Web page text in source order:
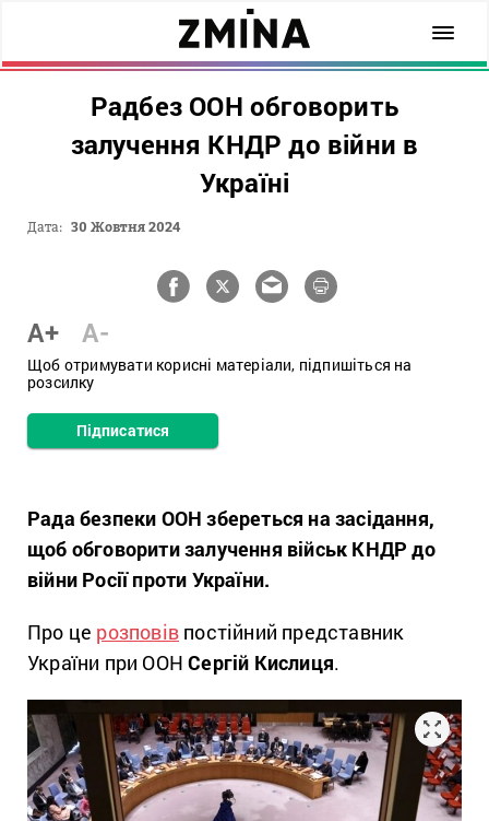
Радбез ООН обговорить
залучення КНДР до війни в
Україні
Дата: 30 Жовтня 2024
A+ A-
Щоб отримувати корисні матеріали, підпишіться на
розсилку
Підписатися
Рада безпеки ООН збереться на засідання,
щоб обговорити залучення військ КНДР до
війни Росії проти України.
Про це розповів постійний представник
України при ООНСергій Кислиця.